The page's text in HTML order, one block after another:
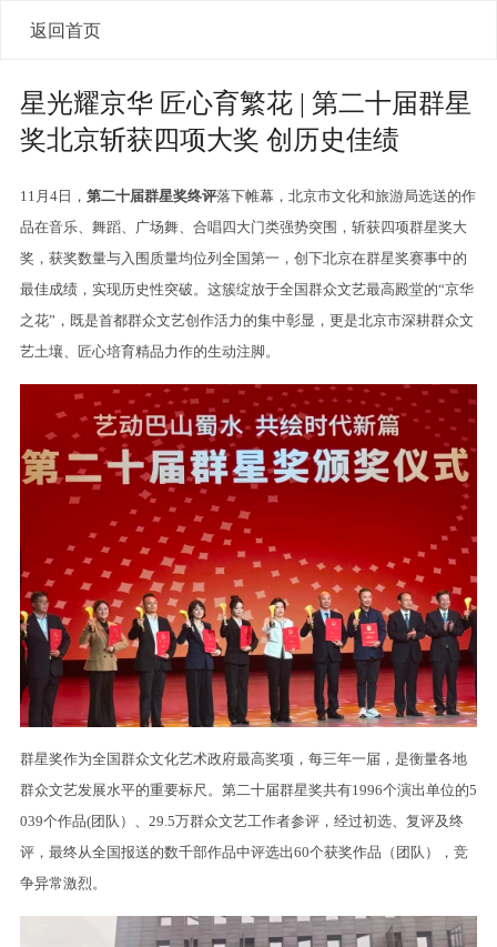
返回首页
星光耀京华 匠心育繁花 | 第二十届群星
奖北京斩获四项大奖 创历史佳绩
11月4日， 第二十届群星奖终评落下帷幕，北京市文化和旅游局选送的作
品在音乐、舞蹈、广场舞、合唱四大门类强势突围，斩获四项群星奖大
奖，获奖数量与入围质量均位列全国第一，创下北京在群星奖赛事中的
最佳成绩，实现历史性突破。这簇绽放于全国群众文艺最高殿堂的“京华
之花”，既是首都群众文艺创作活力的集中彰显，更是北京市深耕群众文
艺土壤、匠心培育精品力作的生动注脚。
群星奖作为全国群众文化艺术政府最高奖项，每三年一届，是衡量各地
群众文艺发展水平的重要标尺。第二十届群星奖共有1996个演出单位的5
039个作品(团队）、29.5万群众文艺工作者参评，经过初选、复评及终
评，最终从全国报送的数千部作品中评选出60个获奖作品（团队），竞
争异常激烈。